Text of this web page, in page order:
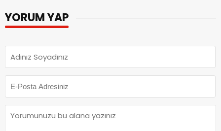
YORUM YAP